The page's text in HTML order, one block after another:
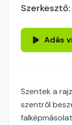
Adás
Szentek a
szentről